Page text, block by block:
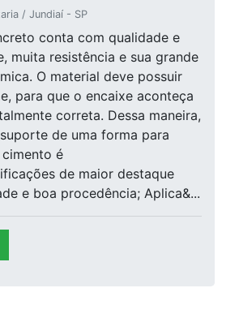
/ Jundiaí - SP
conta com qualidade e
muita resistência e sua grande
O material deve possuir
para que o encaixe aconteça
correta. Dessa maneira,
de uma forma para
é
de maior destaque
e boa procedência; Aplica&...